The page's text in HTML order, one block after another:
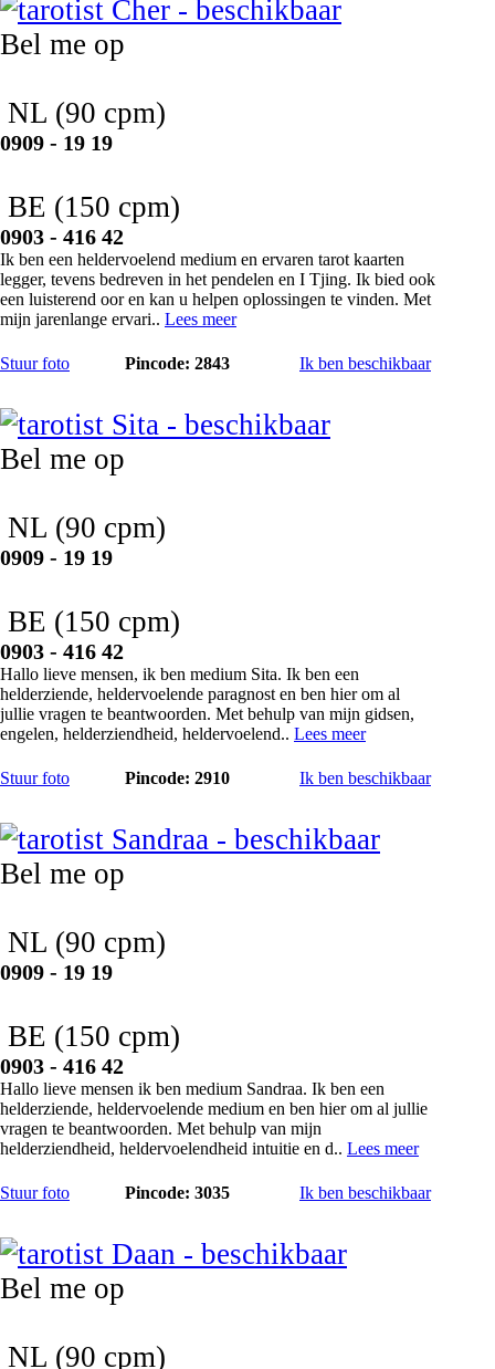
Bel me op
NL (90 cpm)
0909 - 19 19
BE (150 cpm)
0903 - 416 42
Ik ben een heldervoelend medium en ervaren tarot kaarten
legger, tevens bedreven in het pendelen en I Tjing. Ik bied ook
een luisterend oor en kan u helpen oplossingen te vinden. Met
mijn jarenlange ervari.. Lees meer
Stuur foto Pincode: 2843 Ik ben beschikbaar
Bel me op
NL (90 cpm)
0909 - 19 19
BE (150 cpm)
0903 - 416 42
Hallo lieve mensen, ik ben medium Sita. Ik ben een
helderziende, heldervoelende paragnost en ben hier om al
jullie vragen te beantwoorden. Met behulp van mijn gidsen,
engelen, helderziendheid, heldervoelend.. Lees meer
Stuur foto Pincode: 2910 Ik ben beschikbaar
Bel me op
NL (90 cpm)
0909 - 19 19
BE (150 cpm)
0903 - 416 42
Hallo lieve mensen ik ben medium Sandraa. Ik ben een
helderziende, heldervoelende medium en ben hier om al jullie
vragen te beantwoorden. Met behulp van mijn
helderziendheid, heldervoelendheid intuitie en d.. Lees meer
Stuur foto Pincode: 3035 Ik ben beschikbaar
Bel me op
NL (90 cpm)